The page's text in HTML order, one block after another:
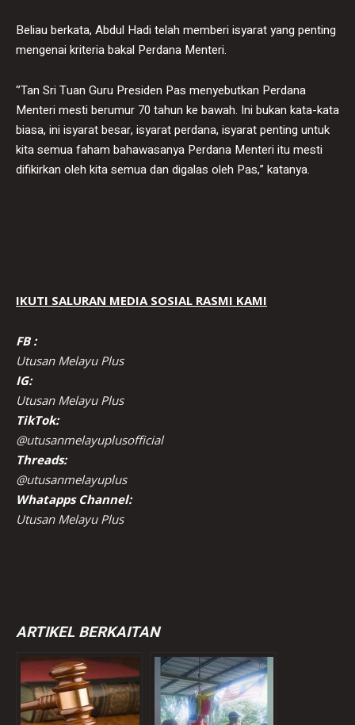
Beliau berkata, Abdul Hadi telah memberi isyarat yang penting
mengenai kriteria bakal Perdana Menteri.
‘’Tan Sri Tuan Guru Presiden Pas menyebutkan Perdana
Menteri mesti berumur 70 tahun ke bawah. Ini bukan kata-kata
biasa, ini isyarat besar, isyarat perdana, isyarat penting untuk
kita semua faham bahawasanya Perdana Menteri itu mesti
difikirkan oleh kita semua dan digalas oleh Pas,” katanya.
IKUTI SALURAN MEDIA SOSIAL RASMI KAMI
FB :
Utusan Melayu Plus
IG:
Utusan Melayu Plus
TikTok:
@utusanmelayuplusofficial
Threads:
@utusanmelayuplus
Whatapps Channel:
Utusan Melayu Plus
ARTIKEL BERKAITAN